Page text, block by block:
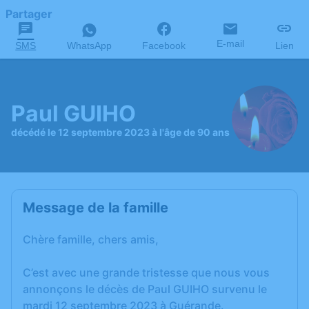
Partager
SMS WhatsApp Facebook E-mail Lien
Paul GUIHO
décédé le 12 septembre 2023 à l'âge de 90 ans
Message de la famille
Chère famille, chers amis,
C’est avec une grande tristesse que nous vous
annonçons le décès de Paul GUIHO survenu le
mardi 12 septembre 2023 à Guérande.